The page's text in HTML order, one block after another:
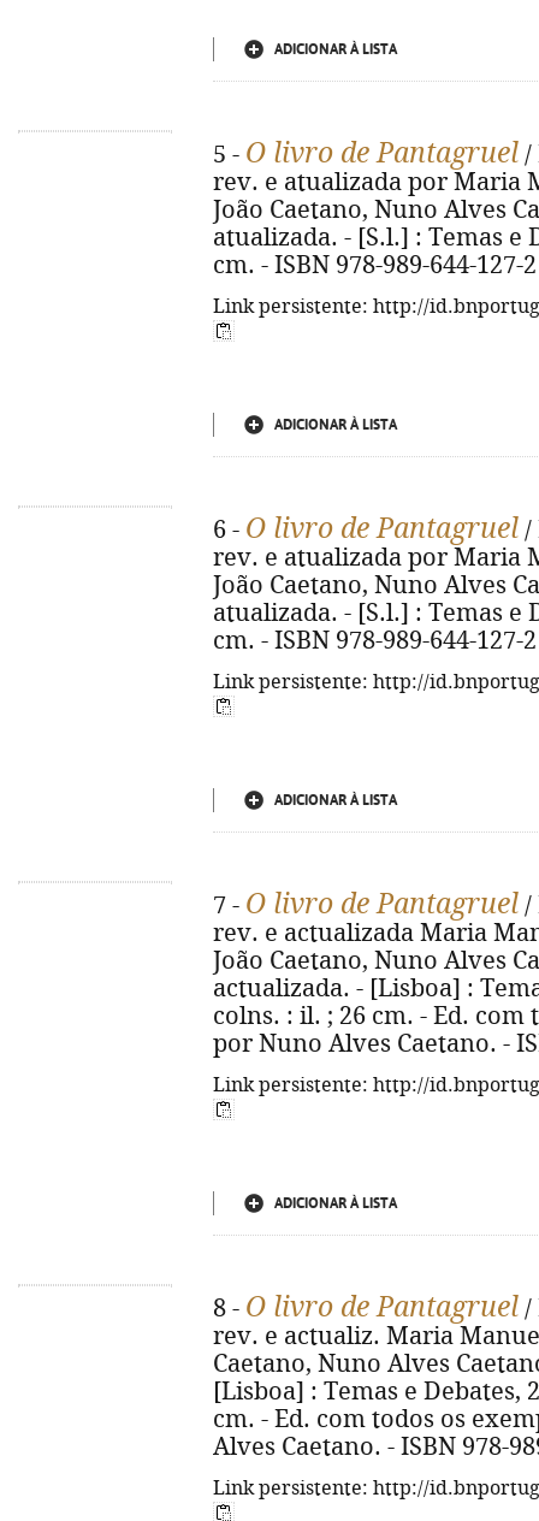
ADICIONAR À LISTA
5 - O livro de Pantagruel /
rev. e atualizada por Maria
João Caetano, Nuno Alves
atualizada. - [S.l.] : Temas e
cm. - ISBN 978-989-644-127-2
Link persistente: http://
ADICIONAR À LISTA
6 - O livro de Pantagruel /
rev. e atualizada por Maria
João Caetano, Nuno Alves
atualizada. - [S.l.] : Temas e
cm. - ISBN 978-989-644-127-2
Link persistente: http://
ADICIONAR À LISTA
7 - O livro de Pantagruel /
rev. e actualizada Maria
João Caetano, Nuno Alves
actualizada. - [Lisboa] :
colns. : il. ; 26 cm. - Ed. com
por Nuno Alves Caetano. -
Link persistente: http://
ADICIONAR À LISTA
8 - O livro de Pantagruel /
rev. e actualiz. Maria
Caetano, Nuno Alves
[Lisboa] : Temas e Debates,
cm. - Ed. com todos os
Alves Caetano. - ISBN 978-
Link persistente: http://